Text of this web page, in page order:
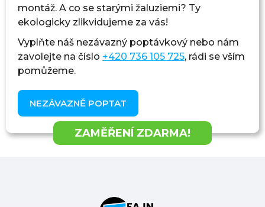
montáž. A co se starými žaluziemi? Ty
ekologicky zlikvidujeme za vás!
Vyplňte náš nezávazný poptávkový nebo nám
zavolejte na číslo +420 736 105 725, rádi se vším
pomůžeme.
NEZÁVAZNĚ POPTAT
ZAMĚŘENÍ ZDARMA!